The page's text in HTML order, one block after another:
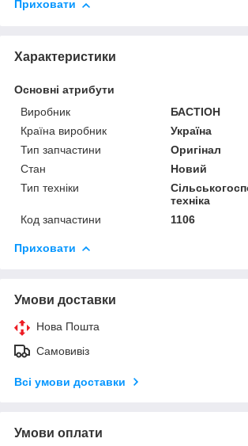
Приховати
Характеристики
Основні атрибути
Виробник
БАСТІОН
Країна виробник
Україна
Тип запчастини
Оригінал
Стан
Новий
Тип техніки
техніка
Код запчастини
1106
Приховати
Умови доставки
Нова Пошта
Самовивіз
Всі умови доставки
Умови оплати